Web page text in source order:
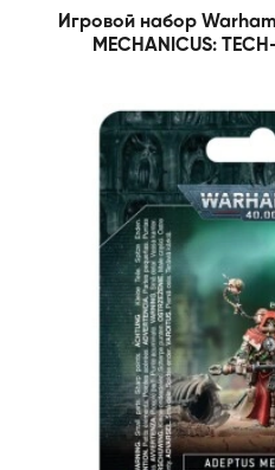
Игровой набор
MECHANICUS: